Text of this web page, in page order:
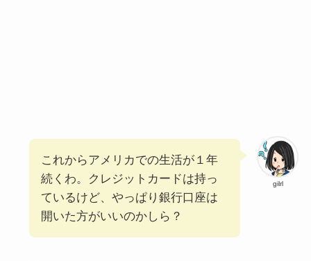
gilrl
これからアメリカでの生活が１年
続くわ。クレジットカードは持っ
ているけど、やっぱり銀行口座は
開いた方がいいのかしら？